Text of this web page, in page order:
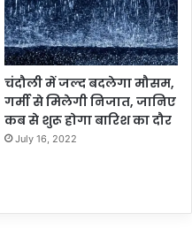
चंदौली में जल्द बदलेगा मौसम,
गर्मी से मिलेगी निजात, जानिए
कब से शुरू होगा बारिश का दौर
July 16, 2022